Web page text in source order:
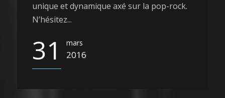
unique et dynamique axé sur la pop-rock.
N’hésitez...
31 mars
2016